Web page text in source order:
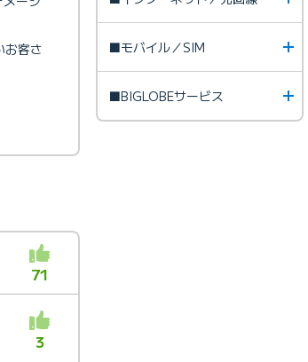
お客さ
71
3
■モバイル／SIM
■BIGLOBEサービス